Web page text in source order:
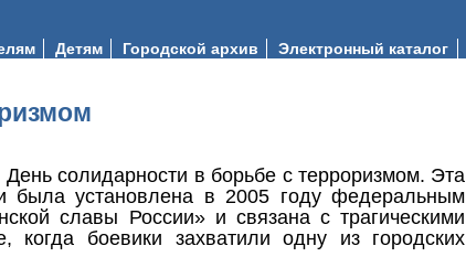
Детям Городской архив Электронный каталог
День солидарности в борьбе с терроризмом. Эта
была установлена в 2005 году федеральным
славы России» и связана с трагическими
когда боевики захватили одну из городских